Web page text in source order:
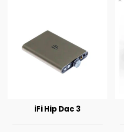
iFi Hip Dac 3